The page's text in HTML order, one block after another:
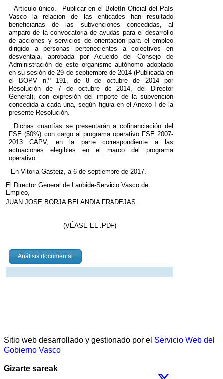
Artículo único.– Publicar en el Boletín Oficial del País
Vasco la relación de las entidades han resultado
beneficiarias de las subvenciones concedidas, al
amparo de la convocatoria de ayudas para el desarrollo
de acciones y servicios de orientación para el empleo
dirigido a personas pertenecientes a colectivos en
desventaja, aprobada por Acuerdo del Consejo de
Administración de este organismo autónomo adoptado
en su sesión de 29 de septiembre de 2014 (Publicada en
el BOPV n.º 191, de 8 de octubre de 2014 por
Resolución de 7 de octubre de 2014, del Director
General), con expresión del importe de la subvención
concedida a cada una, según figura en el Anexo I de la
presente Resolución.
Dichas cuantías se presentarán a cofinanciación del
FSE (50%) con cargo al programa operativo FSE 2007-
2013 CAPV, en la parte correspondiente a las
actuaciones elegibles en el marco del programa
operativo.
En Vitoria-Gasteiz, a 6 de septiembre de 2017.
El Director General de Lanbide-Servicio Vasco de
Empleo,
JUAN JOSE BORJA BELANDIA FRADEJAS.
(VÉASE EL .PDF)
Análisis documental
Sitio web desarrollado y gestionado por el Servicio Web del
Gobierno Vasco
Gizarte sareak